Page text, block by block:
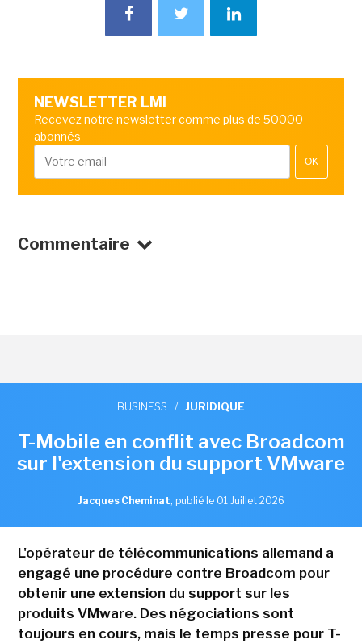
NEWSLETTER LMI
Recevez notre newsletter comme plus de 50000
abonnés
OK
Commentaire
BUSINESS / JURIDIQUE
T-Mobile en conflit avec Broadcom
sur l'extension du support VMware
Jacques Cheminat, publié le 01 Juillet 2026
L'opérateur de télécommunications allemand a
engagé une procédure contre Broadcom pour
obtenir une extension du support sur les
produits VMware. Des négociations sont
toujours en cours, mais le temps presse pour T-